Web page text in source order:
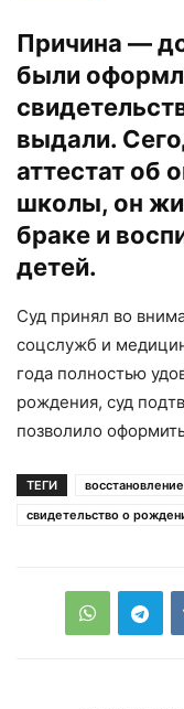
Причина —
были
выдали.
аттестат об
школы, он
браке и
детей.
Суд принял во
соцслужб и
года полностью
рождения, суд
позволило
ТЕГИ
свидетельство о